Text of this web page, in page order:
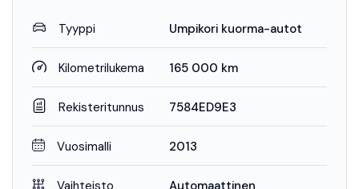
Tyyppi Umpikori kuorma-autot
Kilometrilukema 165 000 km
Rekisteritunnus 7584ED9E3
Vuosimalli 2013
Vaihteisto Automaattinen